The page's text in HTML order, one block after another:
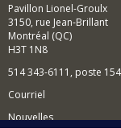
Pavillon Lionel-Groulx
3150, rue Jean-Brillant
Montréal (QC)
H3T 1N8
514 343-6111, poste
Courriel
Nouvelles